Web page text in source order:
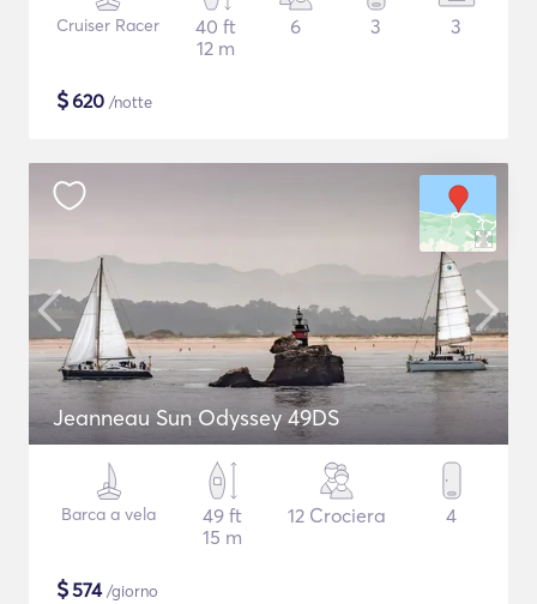
Cruiser Racer
40 ft
12 m
6 3 3
$620 /notte
Jeanneau Sun Odyssey 49DS
Barca a vela
49 ft
15 m
12 Crociera 4
$574/giorno